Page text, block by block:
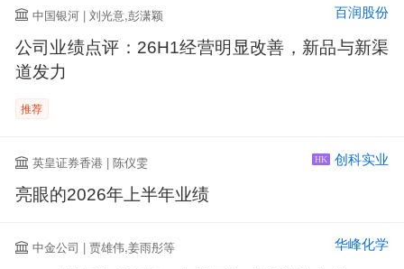
中国银河 | 刘光意,彭潇颖 百润股份
公司业绩点评：26H1经营明显改善，新品与新渠
道发力
推荐
英皇证券香港 | 陈仪雯 HK 创科实业
亮眼的2026年上半年业绩
中金公司 | 贾雄伟,姜雨彤等 华峰化学